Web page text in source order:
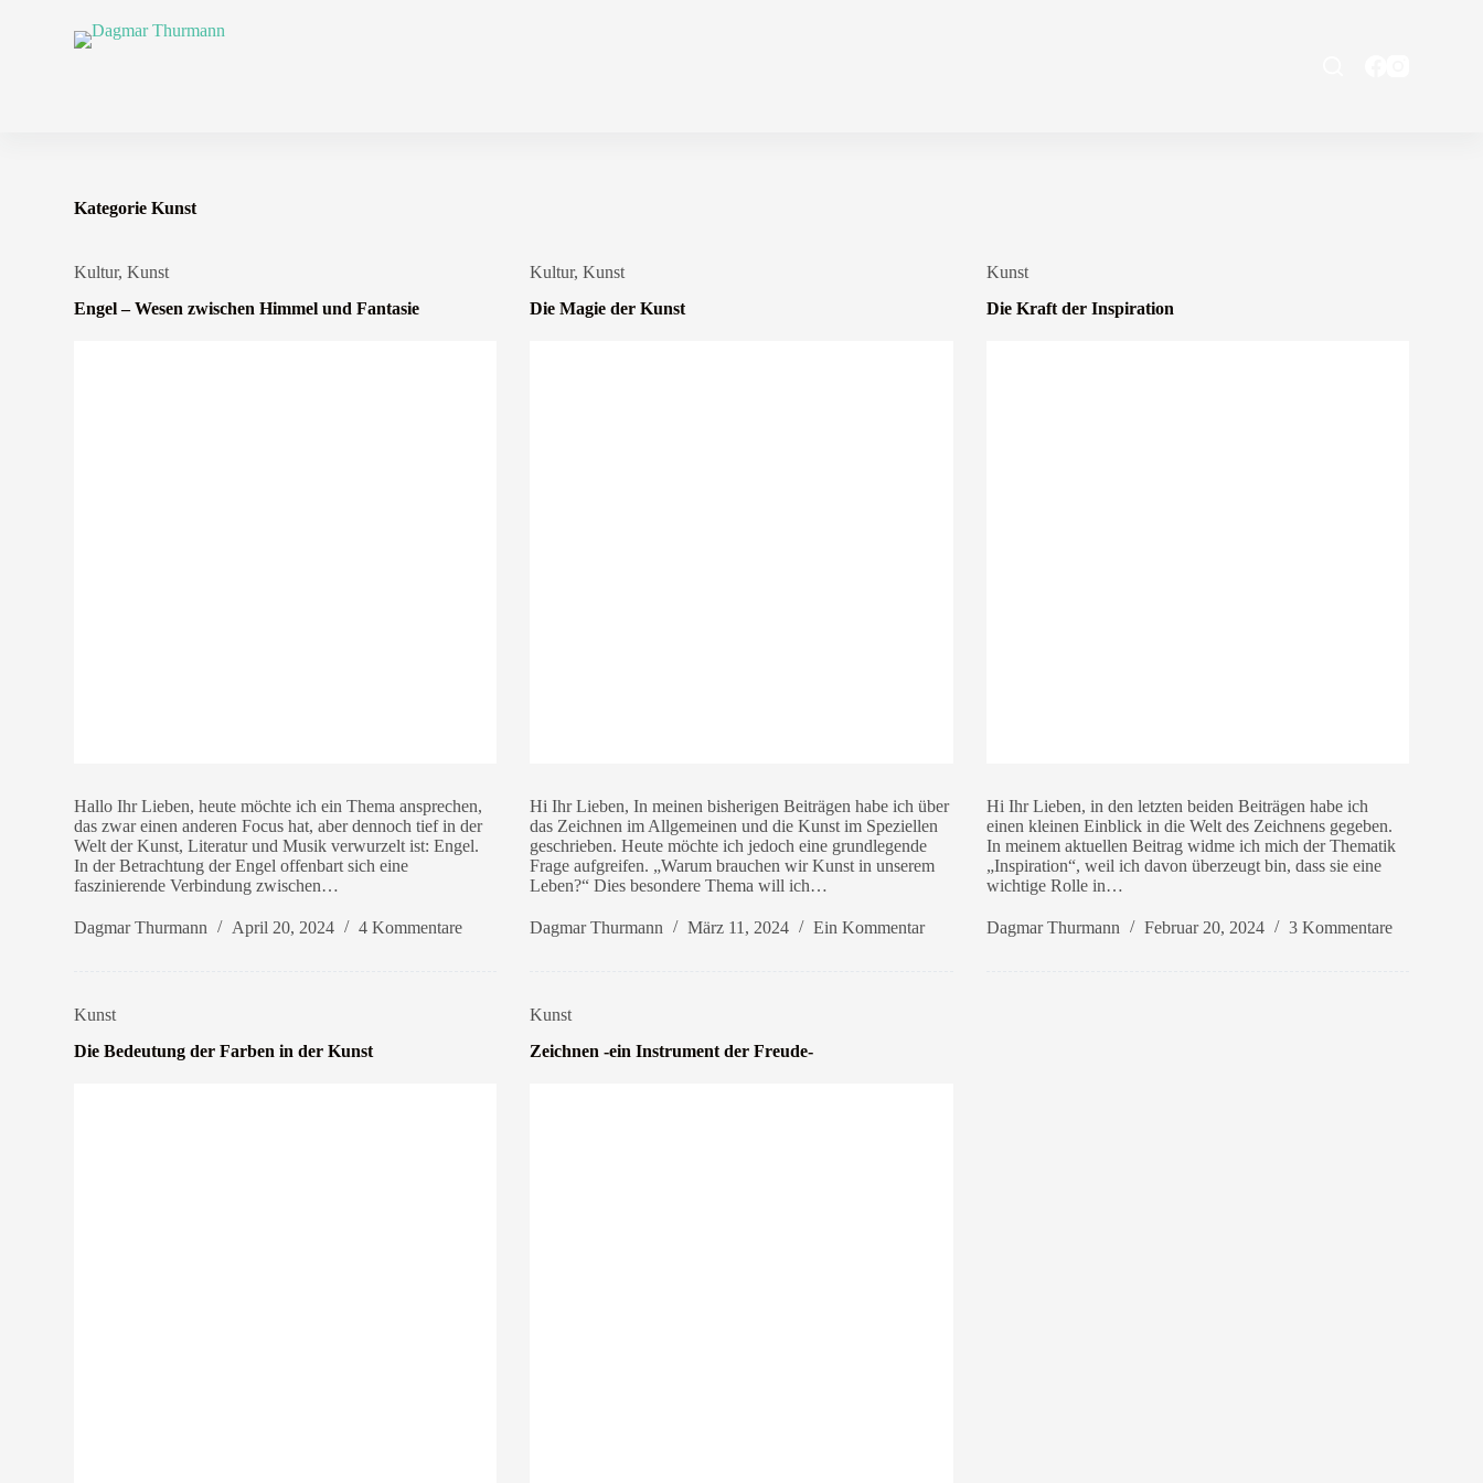
Kategorie Kunst
Kultur,Kunst
Engel – Wesen zwischen Himmel und Fantasie
Hallo Ihr Lieben, heute möchte ich ein Thema ansprechen,
das zwar einen anderen Focus hat, aber dennoch tief in der
Welt der Kunst, Literatur und Musik verwurzelt ist: Engel.
In der Betrachtung der Engel offenbart sich eine
faszinierende Verbindung zwischen…
Dagmar Thurmann April 20, 2024 4 Kommentare
Kultur,Kunst
Die Magie der Kunst
Hi Ihr Lieben, In meinen bisherigen Beiträgen habe ich über
das Zeichnen im Allgemeinen und die Kunst im Speziellen
geschrieben. Heute möchte ich jedoch eine grundlegende
Frage aufgreifen. „Warum brauchen wir Kunst in unserem
Leben?“ Dies besondere Thema will ich…
Dagmar Thurmann März 11, 2024 Ein Kommentar
Kunst
Die Kraft der Inspiration
Hi Ihr Lieben, in den letzten beiden Beiträgen habe ich
einen kleinen Einblick in die Welt des Zeichnens gegeben.
In meinem aktuellen Beitrag widme ich mich der Thematik
„Inspiration“, weil ich davon überzeugt bin, dass sie eine
wichtige Rolle in…
Dagmar Thurmann Februar 20, 2024 3 Kommentare
Kunst
Die Bedeutung der Farben in der Kunst
Kunst
Zeichnen -ein Instrument der Freude-